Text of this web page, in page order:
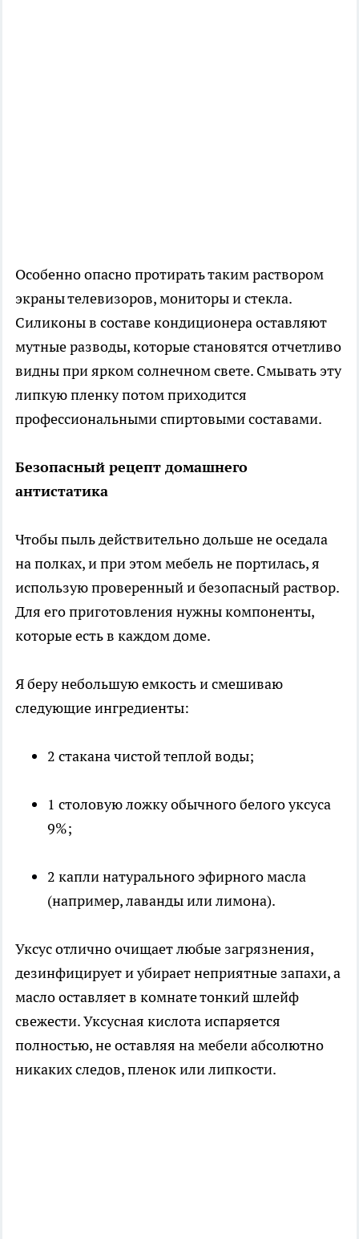
Особенно опасно протирать таким раствором
экраны телевизоров, мониторы и стекла.
Силиконы в составе кондиционера оставляют
мутные разводы, которые становятся отчетливо
видны при ярком солнечном свете. Смывать эту
липкую пленку потом приходится
профессиональными спиртовыми составами.
Безопасный рецепт домашнего
антистатика
Чтобы пыль действительно дольше не оседала
на полках, и при этом мебель не портилась, я
использую проверенный и безопасный раствор.
Для его приготовления нужны компоненты,
которые есть в каждом доме.
Я беру небольшую емкость и смешиваю
следующие ингредиенты:
2 стакана чистой теплой воды;
1 столовую ложку обычного белого уксуса
9%;
2 капли натурального эфирного масла
(например, лаванды или лимона).
Уксус отлично очищает любые загрязнения,
дезинфицирует и убирает неприятные запахи, а
масло оставляет в комнате тонкий шлейф
свежести. Уксусная кислота испаряется
полностью, не оставляя на мебели абсолютно
никаких следов, пленок или липкости.